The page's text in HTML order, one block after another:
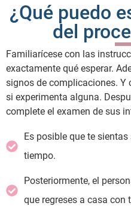
¿Qué puedo
del
Familiarícese con las
exactamente qué esperar.
signos de complicaciones. Y
si experimenta alguna.
complete el examen de sus
Es posible que te
tiempo.
Posteriormente, el
que regreses a casa